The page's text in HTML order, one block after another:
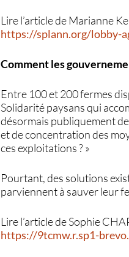
Lire l’article de Marianne
https://splann.org/lobby-
Comment les
Entre 100 et 200 fermes
Solidarité paysans qui
désormais publiquement
et de concentration des
ces exploitations ? »
Pourtant, des solutions
parviennent à sauver leur
Lire l’article de Sophie
https://9tcmw.r.sp1-